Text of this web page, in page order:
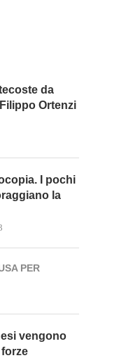
da
Ortenzi
I pochi
la
PER
vengono